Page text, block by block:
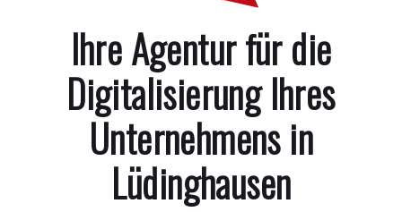
Ihre Agentur für die
Digitalisierung Ihres
Unternehmens in
Lüdinghausen